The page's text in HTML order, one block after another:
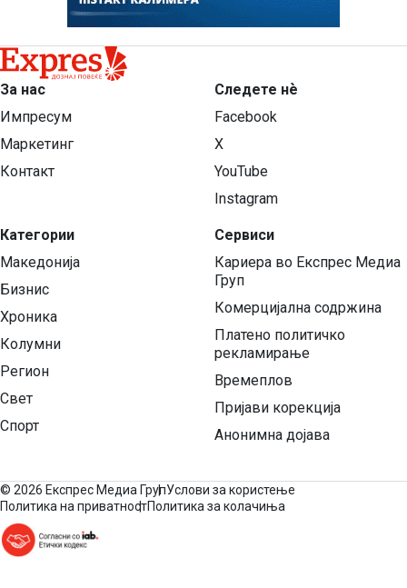
За нас
Импресум
Маркетинг
Контакт
Категории
Македонија
Бизнис
Хроника
Колумни
Регион
Свет
Спорт
Следете нѐ
Facebook
X
YouTube
Instagram
Сервиси
Кариера во Експрес Медиа
Груп
Комерцијална содржина
Платено политичко
рекламирање
Времеплов
Пријави корекција
Анонимна дојава
© 2026 Експрес Медиа ГрупУслови за користење
Политика на приватностПолитика за колачиња